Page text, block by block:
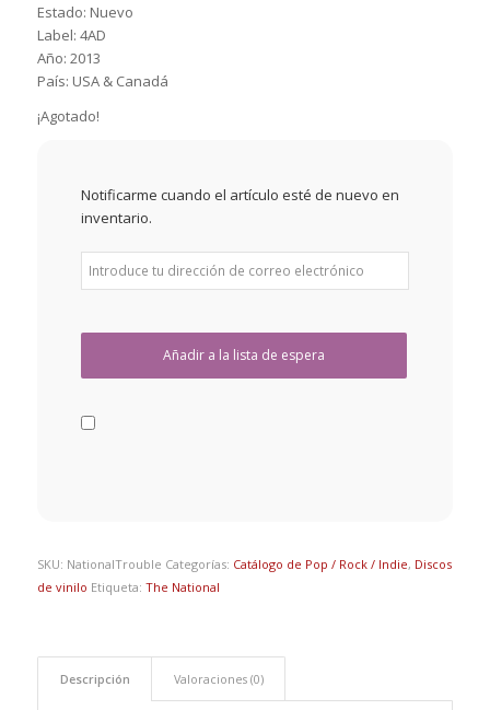
Estado: Nuevo
Label: 4AD
Año: 2013
País: USA & Canadá
¡Agotado!
Notificarme cuando el artículo esté de nuevo en
inventario.
SKU: NationalTrouble Categorías: Catálogo de Pop / Rock / Indie, Discos
de vinilo Etiqueta: The National
Descripción Valoraciones (0)